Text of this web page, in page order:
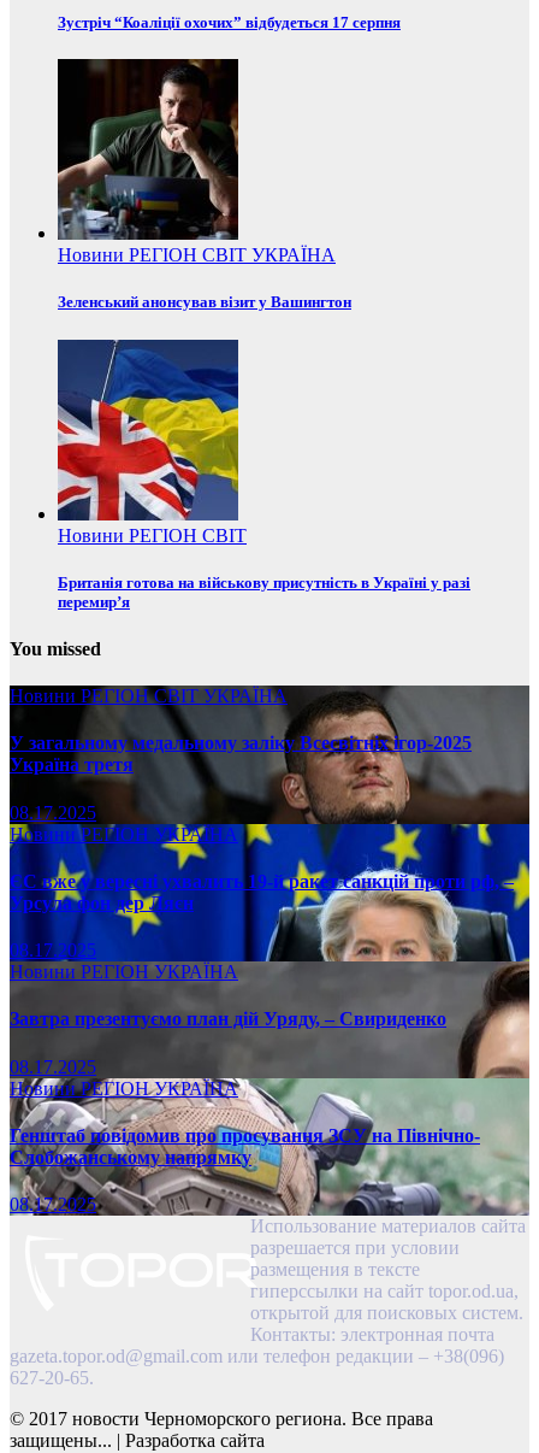
Зустріч “Коаліції охочих” відбудеться 17 серпня
Новини РЕГІОН СВІТ УКРАЇНА
Зеленський анонсував візит у Вашингтон
Новини РЕГІОН СВІТ
Британія готова на військову присутність в Україні у разі
перемир’я
You missed
Новини РЕГІОНСВІТ УКРАЇНА
У загальному медальному заліку Всесвітніх ігор-2025
Україна третя
08.17.2025
НовиниРЕГІОН УКРАЇНА
ЄС вже у вересні ухвалить 19-й ракет санкцій проти рф, –
Урсула фон дер Ляєн
08.17.2025
Новини РЕГІОН УКРАЇНА
Завтра презентуємо план дій Уряду, – Свириденко
08.17.2025
НовиниРЕГІОНУКРАЇНА
Генштаб повідомив про просування ЗСУ на Північно-
Слобожанському напрямку
08.17.2025
Использование материалов сайта
разрешается при условии
размещения в тексте
гиперссылки на сайт topor.od.ua,
открытой для поисковых систем.
Контакты: электронная почта
gazeta.topor.od@gmail.com или телефон редакции – +38(096)
627-20-65.
© 2017 новости Черноморского региона. Все права
защищены... | Разработка сайта